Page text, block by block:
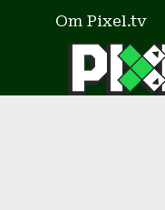
Fortsæt
Om Pixel.tv